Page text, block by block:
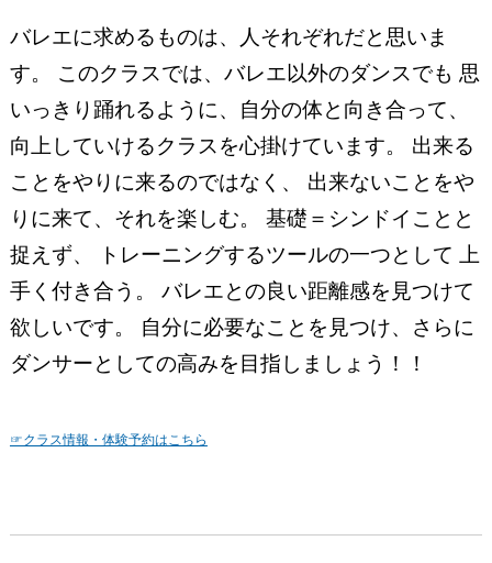
バレエに求めるものは、人それぞれだと思いま
す。 このクラスでは、バレエ以外のダンスでも 思
いっきり踊れるように、自分の体と向き合って、
向上していけるクラスを心掛けています。 出来る
ことをやりに来るのではなく、 出来ないことをや
りに来て、それを楽しむ。 基礎＝シンドイことと
捉えず、 トレーニングするツールの一つとして 上
手く付き合う。 バレエとの良い距離感を見つけて
欲しいです。 自分に必要なことを見つけ、 さらに
ダンサーとしての高みを目指しましょう！！
☞クラス情報・体験予約はこちら